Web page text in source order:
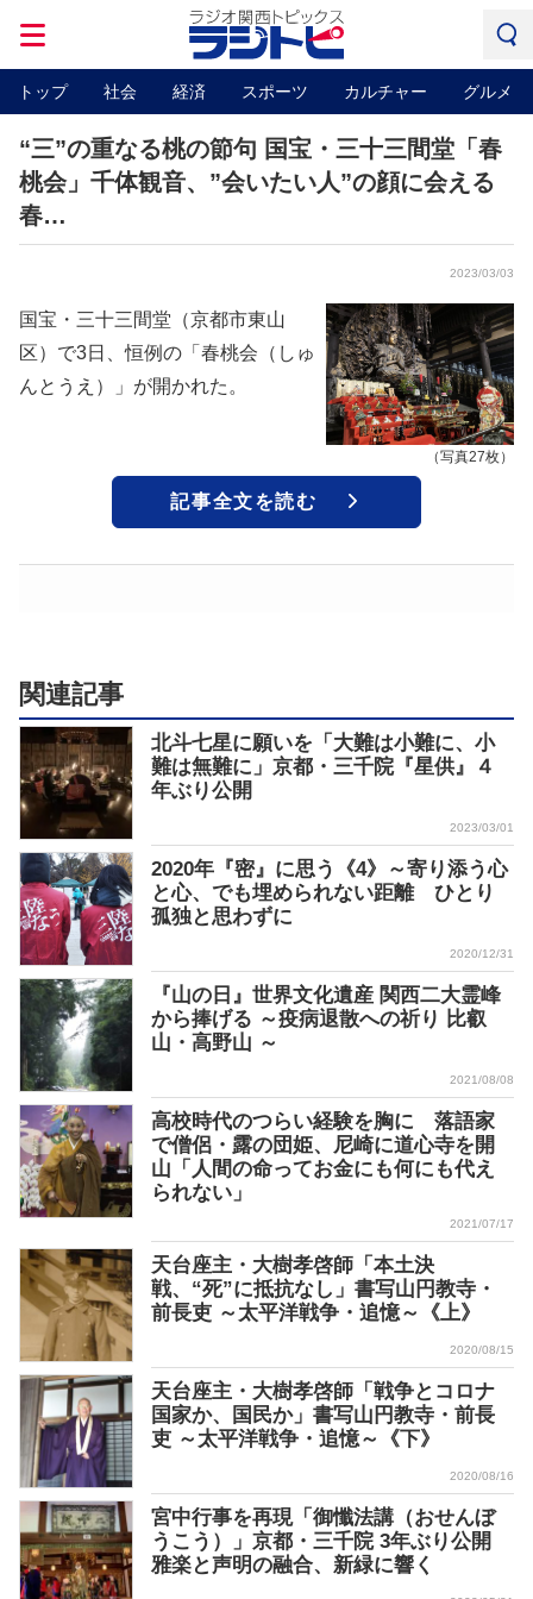
トップ 社会 経済 スポーツ カルチャー グルメ
“三”の重なる桃の節句 国宝・三十三間堂「春
桃会」千体観音、”会いたい人”の顔に会える
春…
2023/03/03
（写真27枚）
国宝・三十三間堂（京都市東山
区）で3日、恒例の「春桃会（しゅ
んとうえ）」が開かれた。
記事全文を読む
関連記事
北斗七星に願いを「大難は小難に、小
難は無難に」京都・三千院『星供』４
年ぶり公開
2023/03/01
2020年『密』に思う《4》～寄り添う心
と心、でも埋められない距離 ひとり
孤独と思わずに
2020/12/31
『山の日』世界文化遺産 関西二大霊峰
から捧げる ～疫病退散への祈り 比叡
山・高野山 ～
2021/08/08
高校時代のつらい経験を胸に 落語家
で僧侶・露の団姫、尼崎に道心寺を開
山「人間の命ってお金にも何にも代え
られない」
2021/07/17
天台座主・大樹孝啓師「本土決
戦、“死”に抵抗なし」書写山円教寺・
前長吏 ～太平洋戦争・追憶～《上》
2020/08/15
天台座主・大樹孝啓師「戦争とコロナ
国家か、国民か」書写山円教寺・前長
吏 ～太平洋戦争・追憶～《下》
2020/08/16
宮中行事を再現「御懺法講（おせんぼ
うこう）」京都・三千院 3年ぶり公開
雅楽と声明の融合、新緑に響く